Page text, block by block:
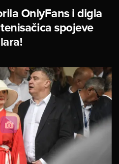
OnlyFans i digla
spojeve